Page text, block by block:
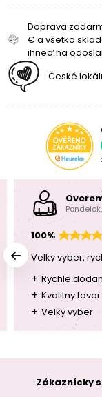
Doprava
€ a všetko
ihneď na
České
100%
Velky vyber,
+ Rychle
+ Kvalitny tovar
+ Velky vyber
Zákaznícky